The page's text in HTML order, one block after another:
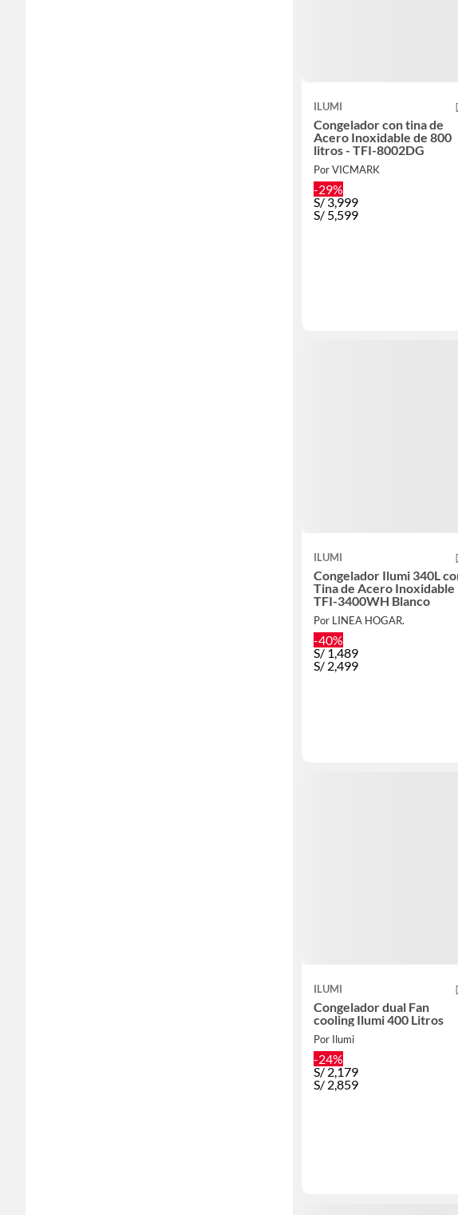
ILUMI
Congelador con tina de
Acero Inoxidable de 800
litros - TFI-8002DG
Por VICMARK
-29%
S/ 3,999
S/ 5,599
ILUMI
Congelador Ilumi 340L
Tina de Acero Inoxidable
TFI-3400WH Blanco
Por LINEA HOGAR.
-40%
S/ 1,489
S/ 2,499
ILUMI
Congelador dual Fan
cooling Ilumi 400 Litros
Por Ilumi
-24%
S/ 2,179
S/ 2,859